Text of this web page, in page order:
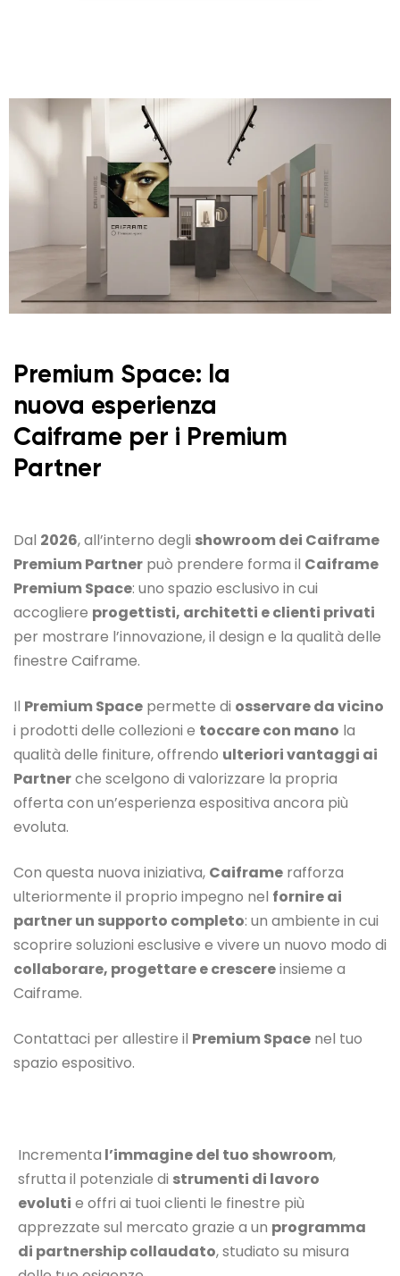
Premium Space: la
nuova esperienza
Caiframe per i Premium
Partner
Dal 2026, all’interno degli showroom dei Caiframe
Premium Partner può prendere forma il Caiframe
Premium Space: uno spazio esclusivo in cui
accogliere progettisti, architetti e clienti privati
per mostrare l’innovazione, il design e la qualità delle
finestre Caiframe.
Il Premium Space permette di osservare da vicino
i prodotti delle collezioni e toccare con mano la
qualità delle finiture, offrendo ulteriori vantaggi ai
Partnerche scelgono di valorizzare la propria
offerta con un’esperienza espositiva ancora più
evoluta.
Con questa nuova iniziativa, Caiframe rafforza
ulteriormente il proprio impegno nel fornire ai
partner un supporto completo: un ambiente in cui
scoprire soluzioni esclusive e vivere un nuovo modo di
collaborare, progettare e crescereinsieme a
Caiframe.
Contattaci per allestire il Premium Space nel tuo
spazio espositivo.
Incrementa l’immagine del tuo showroom,
sfrutta il potenziale di strumenti di lavoro
evoluti e offri ai tuoi clienti le finestre più
apprezzate sul mercato grazie a un programma
di partnership collaudato, studiato su misura